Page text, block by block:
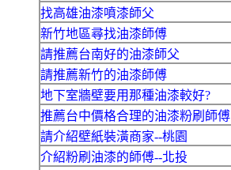
找高雄油漆噴漆師父
新竹地區尋找油漆師傅
請推薦台南好的油漆師父
請推薦新竹的油漆師傅
地下室牆壁要用那種油漆較好?
推薦台中價格合理的油漆粉刷師傅
請介紹壁紙裝潢商家--桃園
介紹粉刷油漆的師傅--北投